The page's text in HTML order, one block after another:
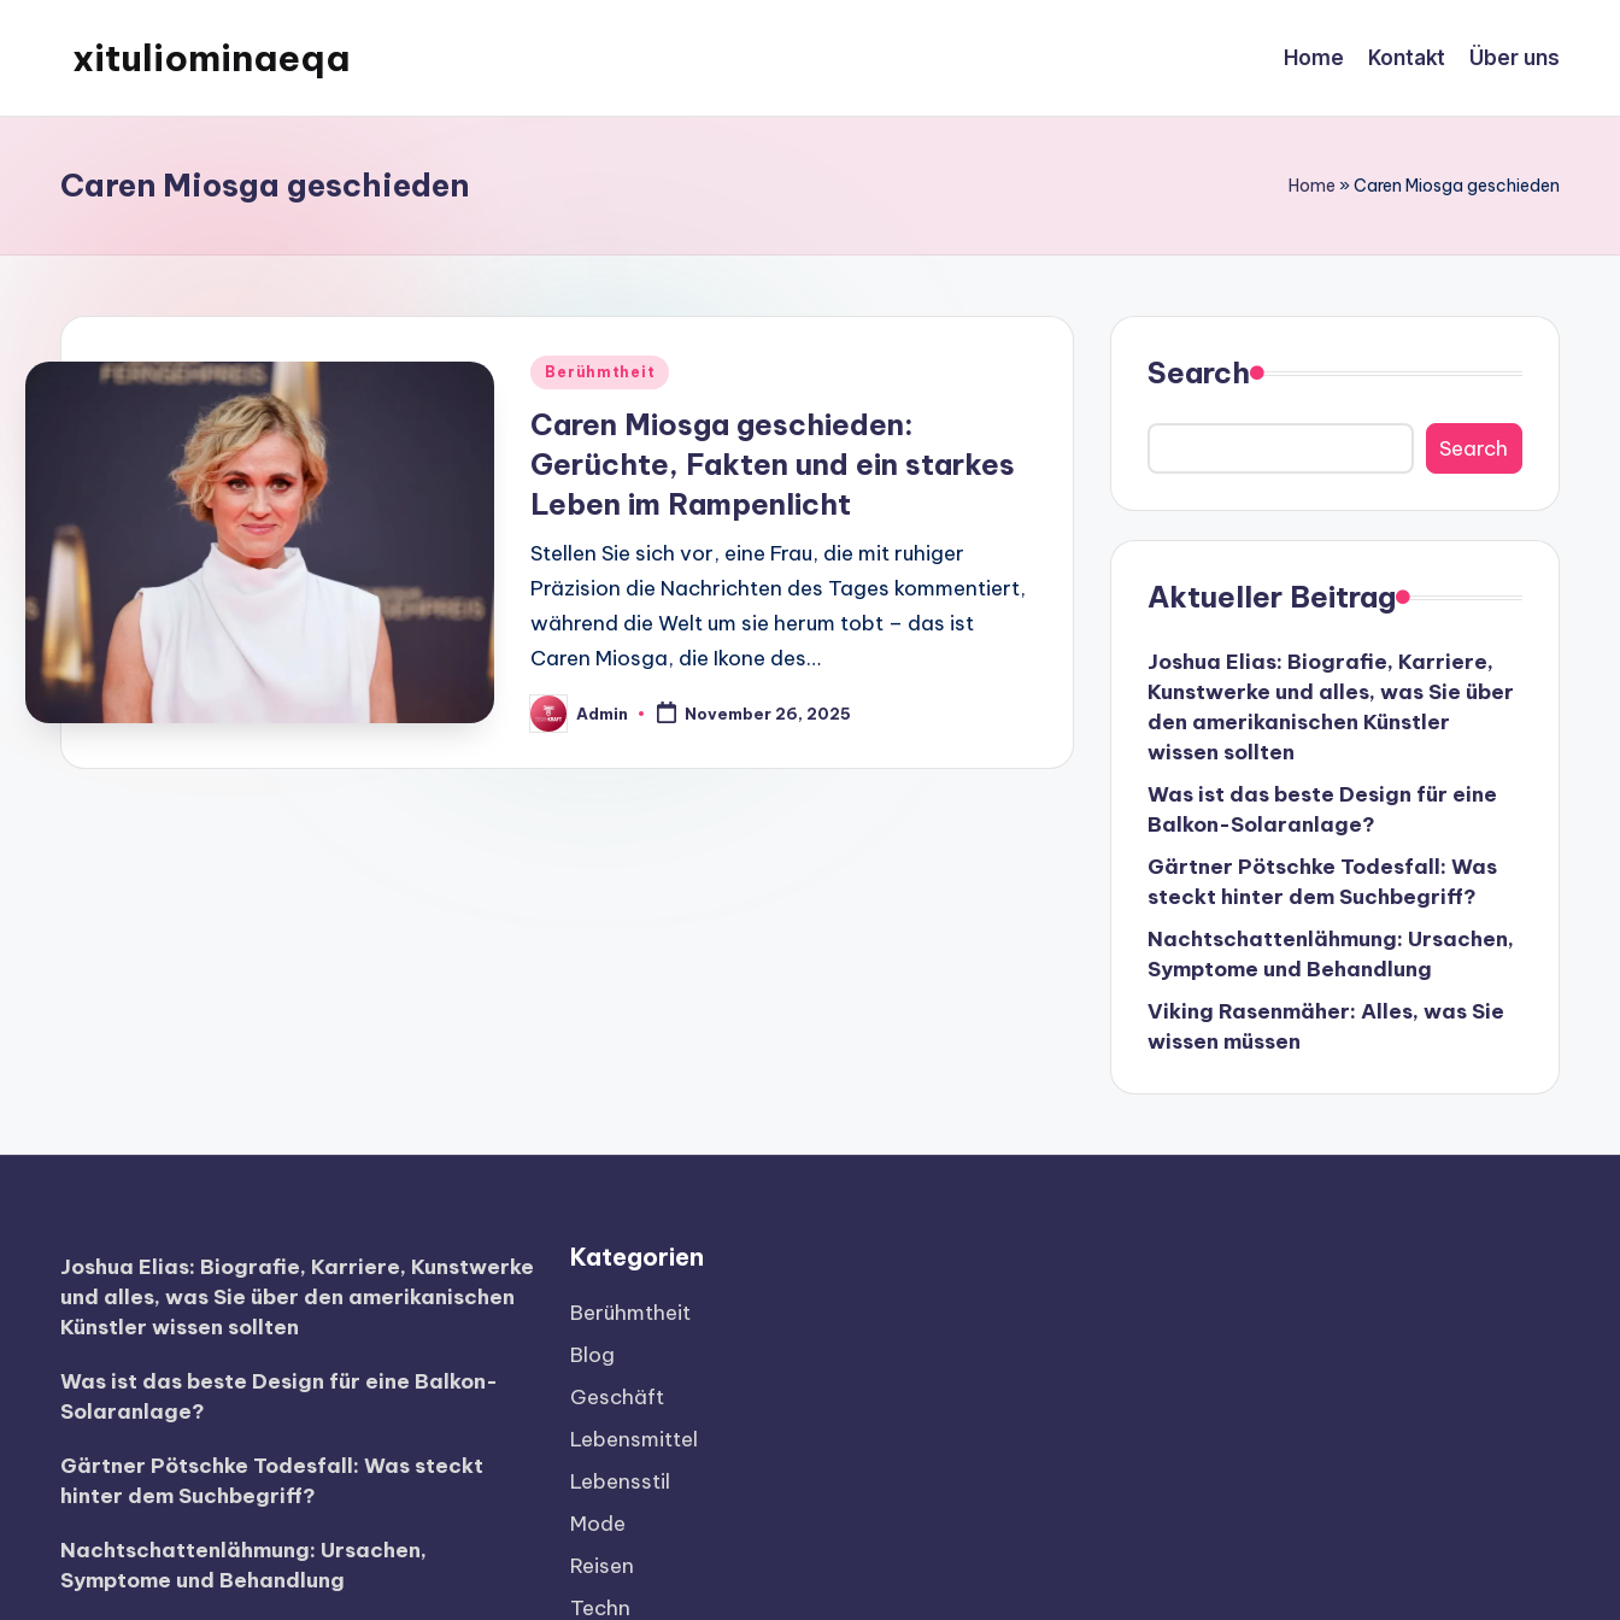
xituliominaeqa Home Kontakt Über uns
Caren Miosga geschieden Home »Caren Miosga geschieden
Posted
Berühmtheit
Caren Miosga geschieden:
Gerüchte, Fakten und ein starkes
Leben im Rampenlicht
Stellen Sie sich vor, eine Frau, die mit ruhiger
Präzision die Nachrichten des Tages kommentiert,
während die Welt um sie herum tobt – das ist
Caren Miosga, die Ikone des…
Posted
by
Admin November 26, 2025
Search
Search
Aktueller Beitrag
Joshua Elias: Biografie, Karriere,
Kunstwerke und alles, was Sie über
den amerikanischen Künstler
wissen sollten
Was ist das beste Design für eine
Balkon-Solaranlage?
Gärtner Pötschke Todesfall: Was
steckt hinter dem Suchbegriff?
Nachtschattenlähmung: Ursachen,
Symptome und Behandlung
Viking Rasenmäher: Alles, was Sie
wissen müssen
Joshua Elias: Biografie, Karriere, Kunstwerke
und alles, was Sie über den amerikanischen
Künstler wissen sollten
Was ist das beste Design für eine Balkon-
Solaranlage?
Gärtner Pötschke Todesfall: Was steckt
hinter dem Suchbegriff?
Nachtschattenlähmung: Ursachen,
Symptome und Behandlung
Kategorien
Berühmtheit
Blog
Geschäft
Lebensmittel
Lebensstil
Mode
Reisen
Techn